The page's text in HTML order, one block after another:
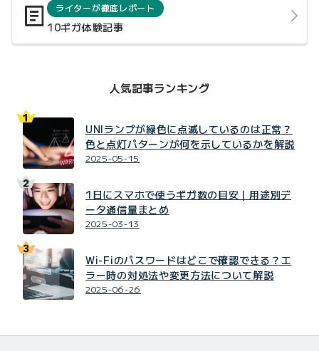
ライターが徹底レポート
10ギガ体験記事
人気記事ランキング
UNIランプが緑色に点滅しているのは正常？
色と点灯パターンが何を示しているかを解説
2025-05-15
1日にスマホで使うギガ数の目安｜用途別デ
ータ通信量まとめ
2025-03-13
Wi-Fiのパスワードはどこで確認できる？エ
ラー時の対処法や変更方法について解説
2025-06-26